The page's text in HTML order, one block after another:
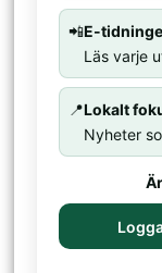
📲E-
Läs varje
📍Lokalt
Nyheter